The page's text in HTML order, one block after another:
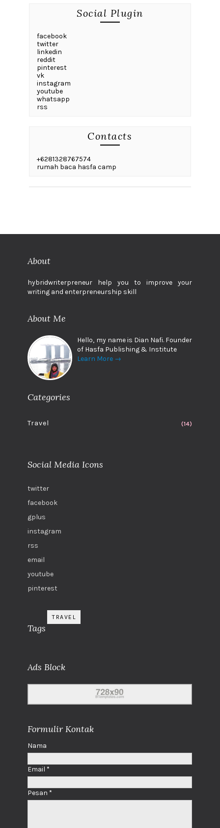
Social Plugin
facebook
twitter
linkedin
reddit
pinterest
vk
instagram
youtube
whatsapp
rss
Contacts
+6281328767574
rumah baca hasfa camp
About
hybridwriterpreneur help you to improve your
writing and enterpreneurship skill
About Me
Hello, my name is Dian Nafi. Founder
of Hasfa Publishing & Institute
Learn More →
Categories
Travel (14)
Social Media Icons
twitter
facebook
gplus
instagram
rss
email
youtube
pinterest
Tags
TRAVEL
Ads Block
Formulir Kontak
Nama
Email *
Pesan *